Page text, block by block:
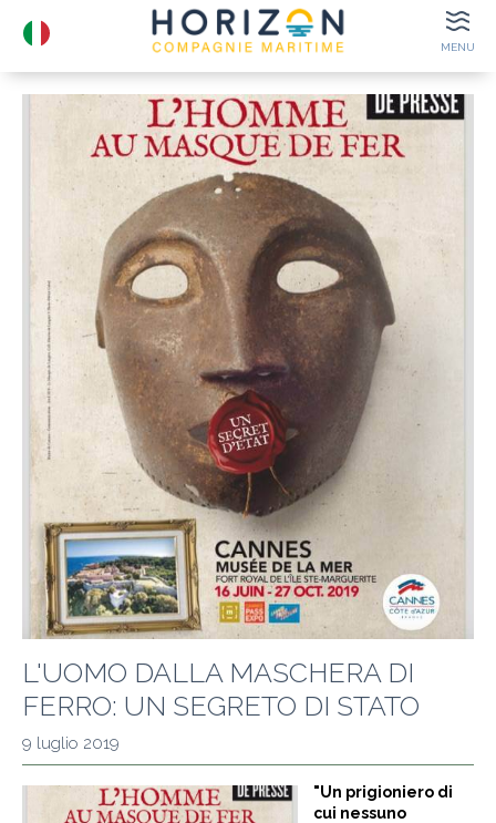
GRUPPI BIGLIETTI ELETTRONICI
MENU
ORARI DI
PARTENZA
BIGLIETTI ELETTRONICI
BOX OFFICE
LUOGHI
DA VEDERE
DETTAGLI DI
CONTATTO
L'UOMO DALLA MASCHERA DI
FERRO: UN SEGRETO DI STATO
9 luglio 2019
"Un prigioniero di
cui nessuno